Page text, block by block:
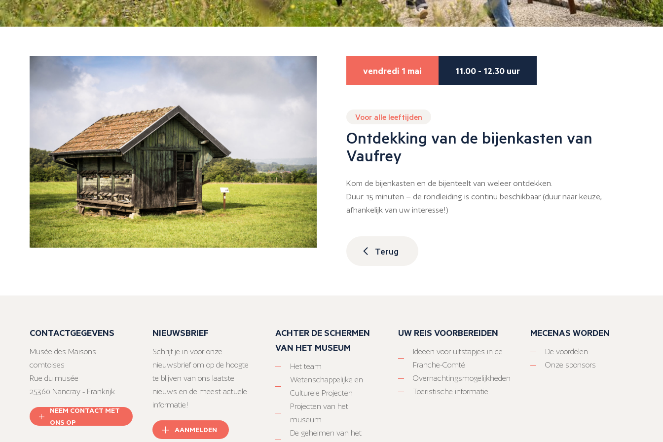
vendredi 1 mai 11.00 - 12.30 uur
Voor alle leeftijden
Ontdekking van de bijenkasten van
Vaufrey
Kom de bijenkasten en de bijenteelt van weleer ontdekken.
Duur: 15 minuten – de rondleiding is continu beschikbaar (duur naar keuze,
afhankelijk van uw interesse!)
Terug
CONTACTGEGEVENS
Musée des Maisons
comtoises
Rue du musée
25360 Nancray - Frankrijk
NEEM CONTACT MET
ONS OP
NIEUWSBRIEF
Schrijf je in voor onze
nieuwsbrief om op de hoogte
te blijven van ons laatste
nieuws en de meest actuele
informatie!
AANMELDEN
ACHTER DE SCHERMEN
VAN HET MUSEUM
Het team
Wetenschappelijke en
Culturele Projecten
Projecten van het
museum
De geheimen van het
UW REIS VOORBEREIDEN
Ideeën voor uitstapjes in de
Franche-Comté
Overnachtingsmogelijkheden
Toeristische informatie
MECENAS WORDEN
De voordelen
Onze sponsors